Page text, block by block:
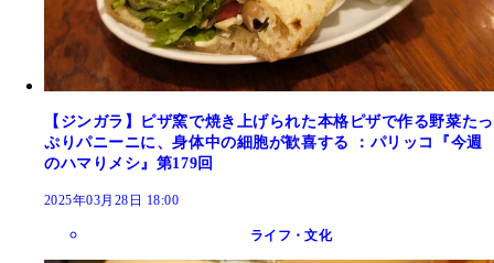
【ジンガラ】ピザ窯で焼き上げられた本格ピザで作る野菜たっ
ぷりパニーニに、身体中の細胞が歓喜する ：パリッコ『今週
のハマりメシ』第179回
2025年03月28日 18:00
ライフ・文化